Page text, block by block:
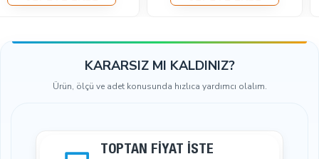
KARARSIZ MI KALDINIZ?
Ürün, ölçü ve adet konusunda hızlıca yardımcı olalım.
TOPTAN FIYAT İSTE